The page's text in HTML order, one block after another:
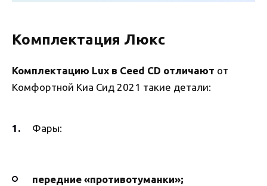
Комплектация Люкс
Комплектацию Lux в Ceed CD отличают от
Комфортной Киа Сид 2021 такие детали:
Фары:
передние «противотуманки»;